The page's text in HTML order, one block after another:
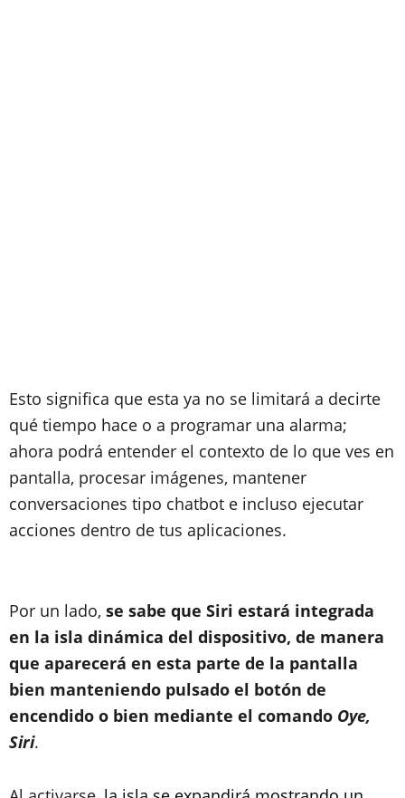
Esto significa que esta ya no se limitará a decirte
qué tiempo hace o a programar una alarma;
ahora podrá entender el contexto de lo que ves en
pantalla, procesar imágenes, mantener
conversaciones tipo chatbot e incluso ejecutar
acciones dentro de tus aplicaciones.
Por un lado, se sabe que Siri estará integrada
en la isla dinámica del dispositivo, de manera
que aparecerá en esta parte de la pantalla
bien manteniendo pulsado el botón de
encendido o bien mediante el comando Oye,
Siri.